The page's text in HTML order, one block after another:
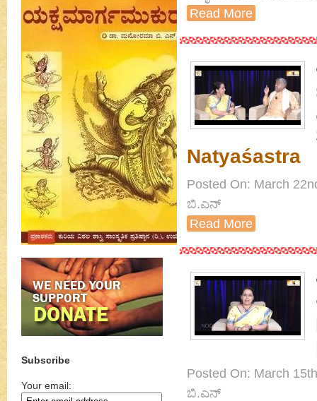
Subscribe
Your email:
Read More
Natyaśastra
Posted On: March
ಬಿ.ಎನ್
Read More
Posted On: March
ಬಿ.ಎನ್